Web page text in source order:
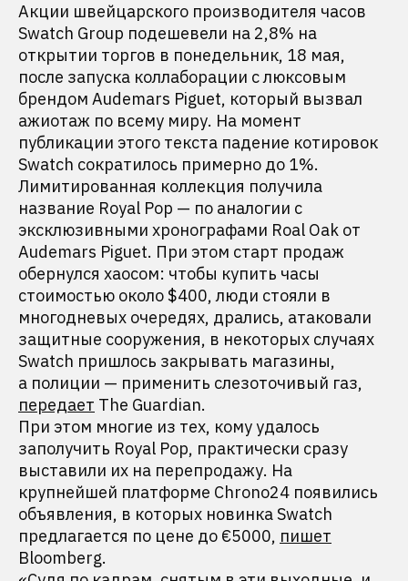
Акции швейцарского производителя часов
Swatch Group подешевели на 2,8% на
открытии торгов в понедельник, 18 мая,
после запуска коллаборации с люксовым
брендом Audemars Piguet, который вызвал
ажиотаж по всему миру. На момент
публикации этого текста падение котировок
Swatch сократилось примерно до 1%.
Лимитированная коллекция получила
название Royal Pop — по аналогии с
эксклюзивными хронографами Roal Oak от
Audemars Piguet. При этом старт продаж
обернулся хаосом: чтобы купить часы
стоимостью около $400, люди стояли в
многодневых очередях, дрались, атаковали
защитные сооружения, в некоторых случаях
Swatch пришлось закрывать магазины,
а полиции — применить слезоточивый газ,
передает The Guardian.
При этом многие из тех, кому удалось
заполучить Royal Pop, практически сразу
выставили их на перепродажу. На
крупнейшей платформе Chrono24 появились
объявления, в которых новинка Swatch
предлагается по цене до €5000, пишет
Bloomberg.